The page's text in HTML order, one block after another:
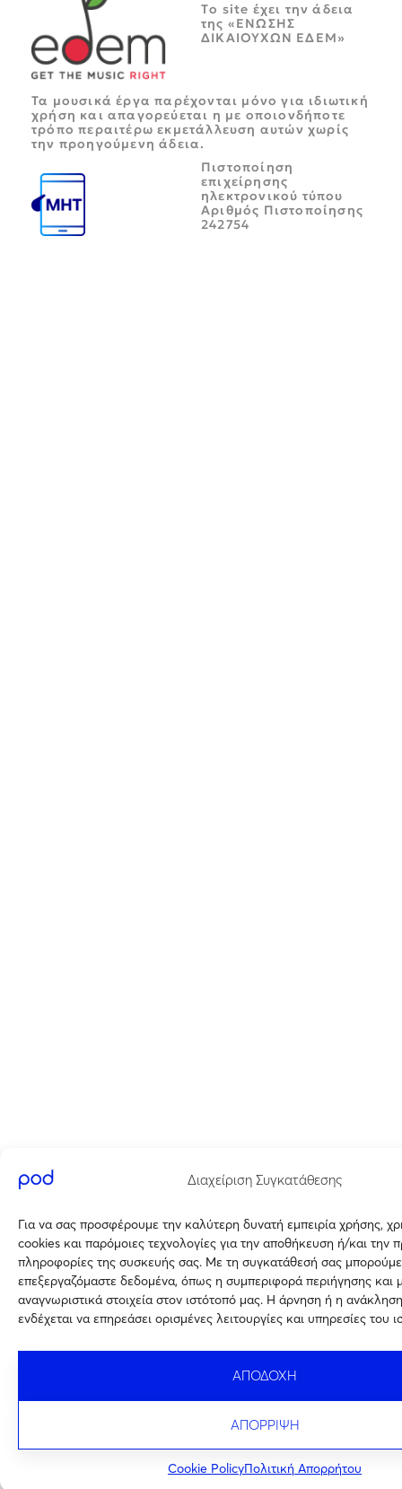
Διαχείριση Συγκατάθεσης
Για να σας προσφέρουμε την καλύτερη δυνατή εμπειρία χρήσης,
cookies και παρόμοιες τεχνολογίες για την αποθήκευση ή/και την
πληροφορίες της συσκευής σας. Με τη συγκατάθεσή σας
επεξεργαζόμαστε δεδομένα, όπως η συμπεριφορά περιήγησης και
αναγνωριστικά στοιχεία στον ιστότοπό μας. Η άρνηση ή η
ενδέχεται να επηρεάσει ορισμένες λειτουργίες και υπηρεσίες του
ΑΠΟΔΟΧΗ
ΑΠΟΡΡΙΨΗ
Cookie PolicyΠολιτική Απορρήτου
Tο site έχει την άδεια
της «ΕΝΩΣΗΣ
ΔΙΚΑΙΟΥΧΩΝ ΕΔΕΜ»
Τα μουσικά έργα παρέχονται μόνο για ιδιωτική
χρήση και απαγορεύεται η με οποιονδήποτε
τρόπο περαιτέρω εκμετάλλευση αυτών χωρίς
την προηγούμενη άδεια.
Πιστοποίηση
επιχείρησης
ηλεκτρονικού τύπου
Αριθμός Πιστοποίησης
242754